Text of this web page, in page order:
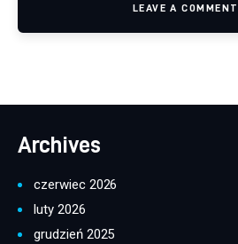
LEAVE A COMMENT
Archives
czerwiec 2026
luty 2026
grudzień 2025